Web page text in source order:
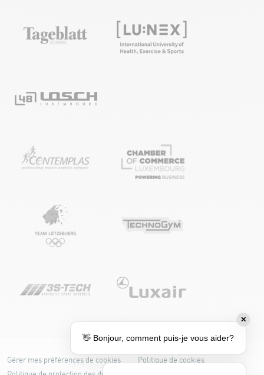
Gérer mes préférences de cookies
Politique de cookies
✕
👋 Bonjour, comment puis-je vous aider?